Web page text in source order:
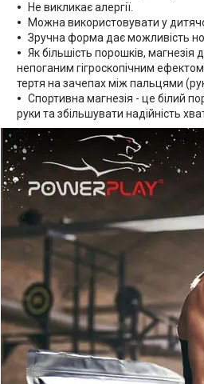
Не викликає алергії.
Можна використовувати у
Зручна форма дає можливість
Як більшість порошків,
непоганим гігроскопічним
тертя на зачепах між пальцями
Спортивна магнезія - це білий
руки та збільшувати надійність